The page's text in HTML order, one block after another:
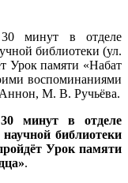
минут в отделе
библиотеки (ул.
Урок памяти «Набат
воспоминаниями
М. В. Ручьёва.
минут в отделе
библиотеки
Урок памяти
.